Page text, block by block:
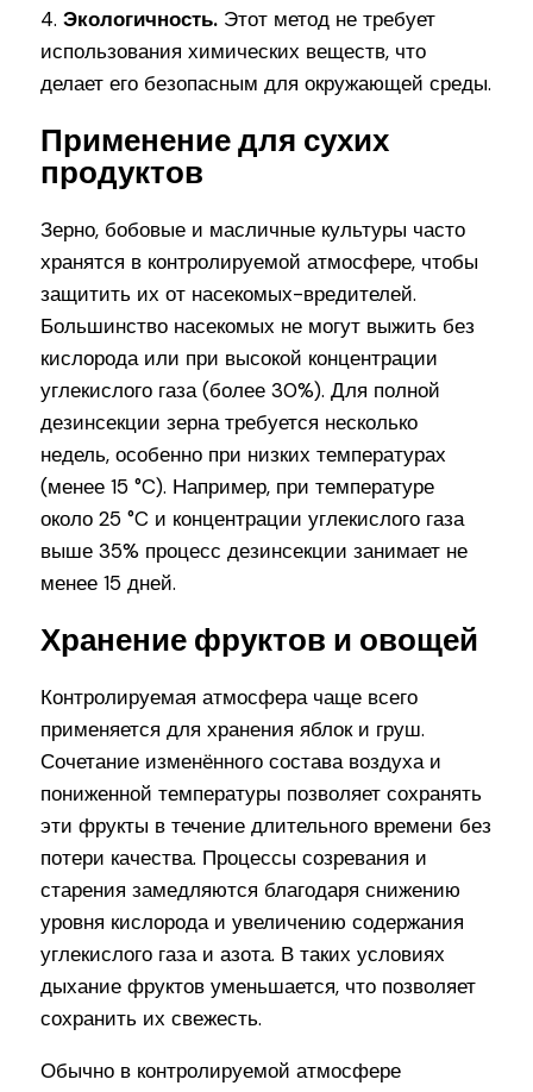
4.Экологичность. Этот метод не требует
использования химических веществ, что
делает его безопасным для окружающей среды.
Применение для сухих
продуктов
Зерно, бобовые и масличные культуры часто
хранятся в контролируемой атмосфере, чтобы
защитить их от насекомых-вредителей.
Большинство насекомых не могут выжить без
кислорода или при высокой концентрации
углекислого газа (более 30%). Для полной
дезинсекции зерна требуется несколько
недель, особенно при низких температурах
(менее 15 °C). Например, при температуре
около 25 °C и концентрации углекислого газа
выше 35% процесс дезинсекции занимает не
менее 15 дней.
Хранение фруктов и овощей
Контролируемая атмосфера чаще всего
применяется для хранения яблок и груш.
Сочетание изменённого состава воздуха и
пониженной температуры позволяет сохранять
эти фрукты в течение длительного времени без
потери качества. Процессы созревания и
старения замедляются благодаря снижению
уровня кислорода и увеличению содержания
углекислого газа и азота. В таких условиях
дыхание фруктов уменьшается, что позволяет
сохранить их свежесть.
Обычно в контролируемой атмосфере